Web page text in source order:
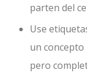
parten del
Use
un
pero